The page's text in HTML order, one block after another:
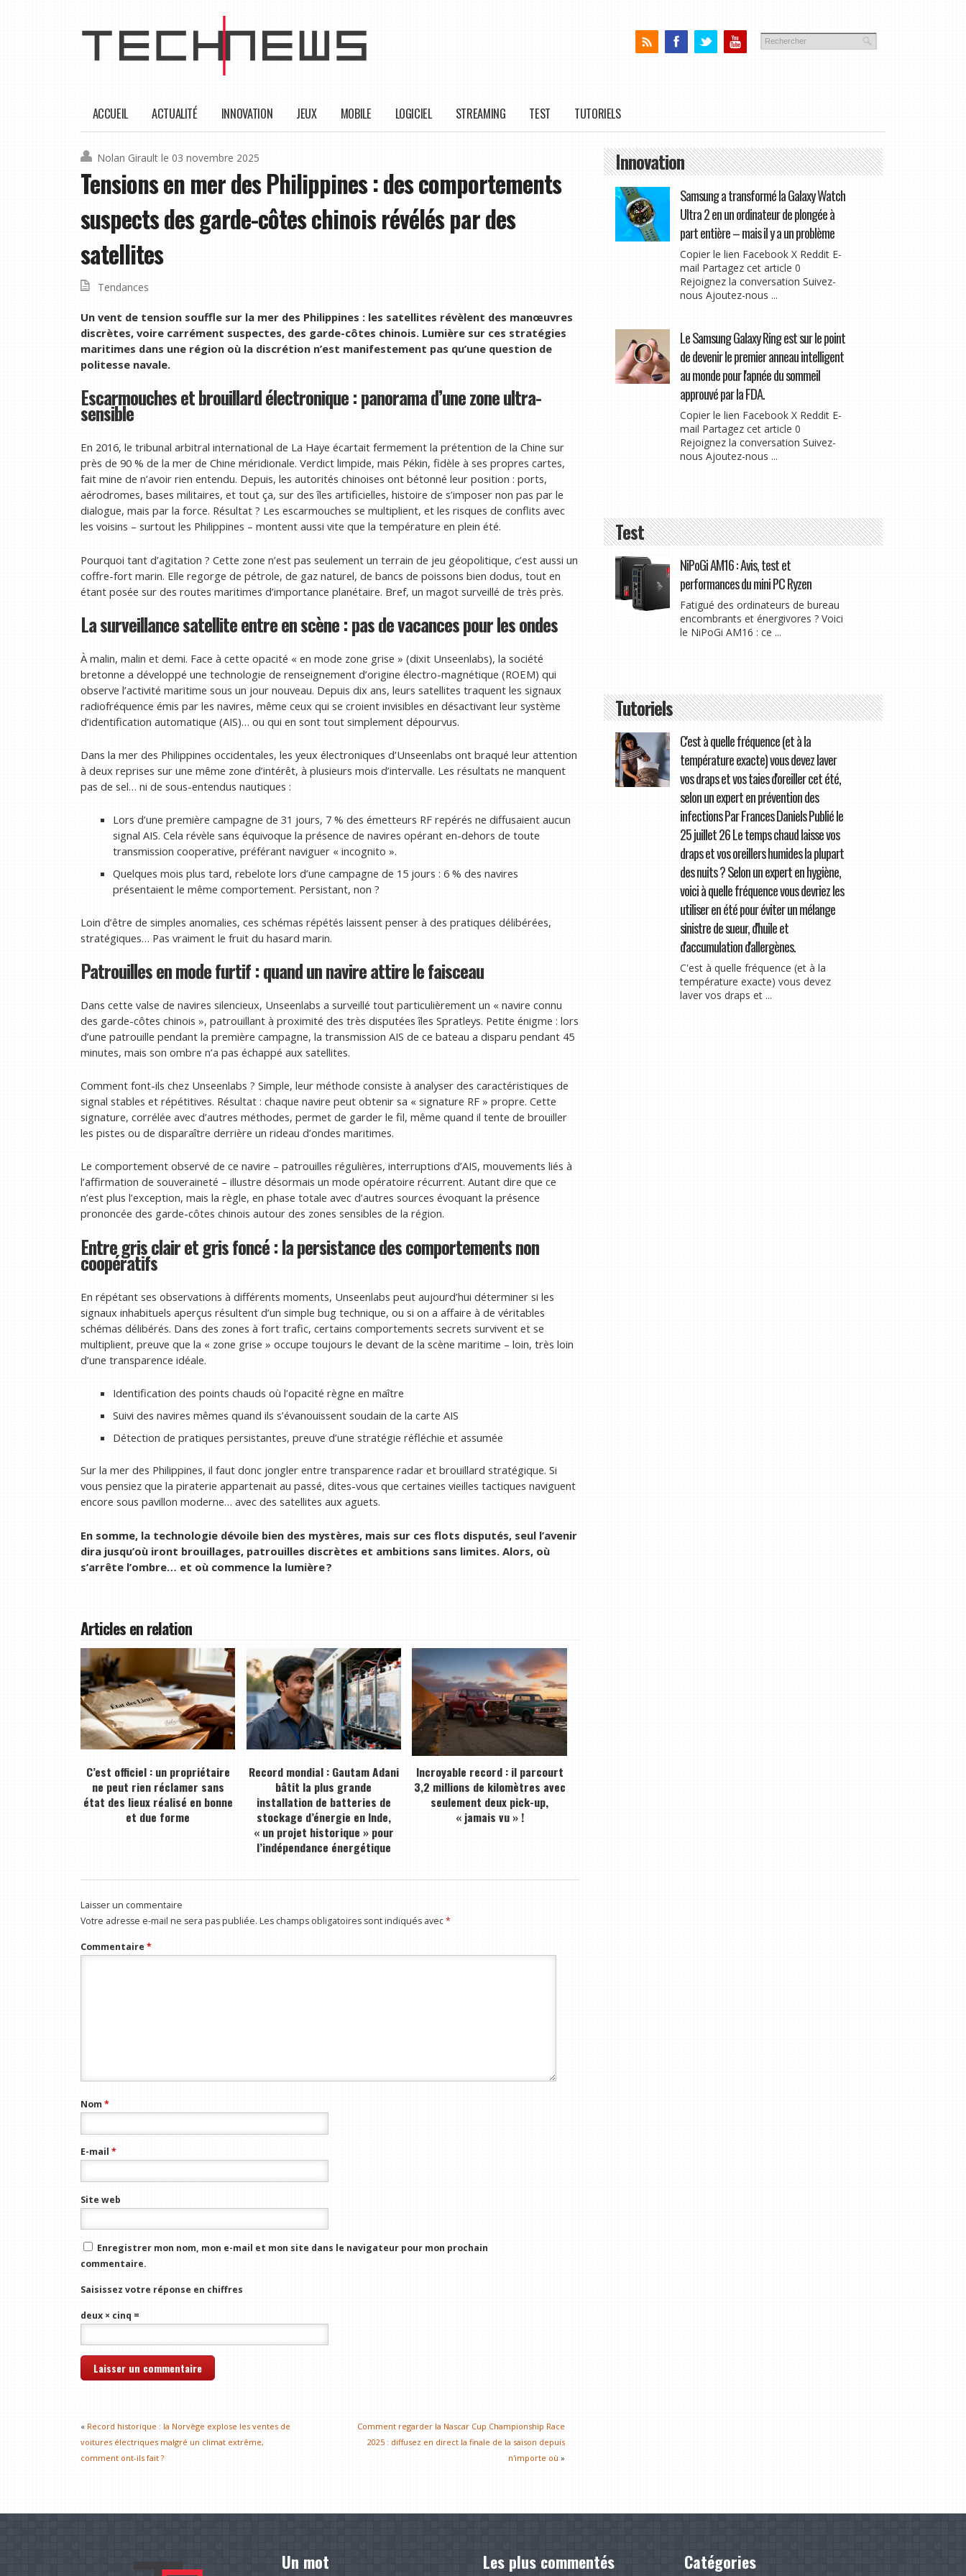
ACCUEIL ACTUALITÉ INNOVATION JEUX MOBILE LOGICIEL STREAMING TEST TUTORIELS
Nolan Girault le 03 novembre 2025
Tensions en mer des Philippines : des comportements
suspects des garde-côtes chinois révélés par des
satellites
Tendances
Un vent de tension souffle sur la mer des Philippines : les satellites révèlent des manœuvres
discrètes, voire carrément suspectes, des garde-côtes chinois. Lumière sur ces stratégies
maritimes dans une région où la discrétion n’est manifestement pas qu’une question de
politesse navale.
Escarmouches et brouillard électronique : panorama d’une zone ultra-
sensible
En 2016, le tribunal arbitral international de La Haye écartait fermement la prétention de la Chine sur
près de 90 % de la mer de Chine méridionale. Verdict limpide, mais Pékin, fidèle à ses propres cartes,
fait mine de n’avoir rien entendu. Depuis, les autorités chinoises ont bétonné leur position : ports,
aérodromes, bases militaires, et tout ça, sur des îles artificielles, histoire de s’imposer non pas par le
dialogue, mais par la force. Résultat ? Les escarmouches se multiplient, et les risques de conflits avec
les voisins – surtout les Philippines – montent aussi vite que la température en plein été.
Pourquoi tant d’agitation ? Cette zone n’est pas seulement un terrain de jeu géopolitique, c’est aussi un
coffre-fort marin. Elle regorge de pétrole, de gaz naturel, de bancs de poissons bien dodus, tout en
étant posée sur des routes maritimes d’importance planétaire. Bref, un magot surveillé de très près.
La surveillance satellite entre en scène : pas de vacances pour les ondes
À malin, malin et demi. Face à cette opacité « en mode zone grise » (dixit Unseenlabs), la société
bretonne a développé une technologie de renseignement d’origine électro-magnétique (ROEM) qui
observe l’activité maritime sous un jour nouveau. Depuis dix ans, leurs satellites traquent les signaux
radiofréquence émis par les navires, même ceux qui se croient invisibles en désactivant leur système
d’identification automatique (AIS)… ou qui en sont tout simplement dépourvus.
Dans la mer des Philippines occidentales, les yeux électroniques d’Unseenlabs ont braqué leur attention
à deux reprises sur une même zone d’intérêt, à plusieurs mois d’intervalle. Les résultats ne manquent
pas de sel… ni de sous-entendus nautiques :
Lors d’une première campagne de 31 jours, 7 % des émetteurs RF repérés ne diffusaient aucun
signal AIS. Cela révèle sans équivoque la présence de navires opérant en-dehors de toute
transmission cooperative, préférant naviguer « incognito ».
Quelques mois plus tard, rebelote lors d’une campagne de 15 jours : 6 % des navires
présentaient le même comportement. Persistant, non ?
Loin d’être de simples anomalies, ces schémas répétés laissent penser à des pratiques délibérées,
stratégiques… Pas vraiment le fruit du hasard marin.
Patrouilles en mode furtif : quand un navire attire le faisceau
Dans cette valse de navires silencieux, Unseenlabs a surveillé tout particulièrement un « navire connu
des garde-côtes chinois », patrouillant à proximité des très disputées îles Spratleys. Petite énigme : lors
d’une patrouille pendant la première campagne, la transmission AIS de ce bateau a disparu pendant 45
minutes, mais son ombre n’a pas échappé aux satellites.
Comment font-ils chez Unseenlabs ? Simple, leur méthode consiste à analyser des caractéristiques de
signal stables et répétitives. Résultat : chaque navire peut obtenir sa « signature RF » propre. Cette
signature, corrélée avec d’autres méthodes, permet de garder le fil, même quand il tente de brouiller
les pistes ou de disparaître derrière un rideau d’ondes maritimes.
Le comportement observé de ce navire – patrouilles régulières, interruptions d’AIS, mouvements liés à
l’affirmation de souveraineté – illustre désormais un mode opératoire récurrent. Autant dire que ce
n’est plus l’exception, mais la règle, en phase totale avec d’autres sources évoquant la présence
prononcée des garde-côtes chinois autour des zones sensibles de la région.
Entre gris clair et gris foncé : la persistance des comportements non
coopératifs
En répétant ses observations à différents moments, Unseenlabs peut aujourd’hui déterminer si les
signaux inhabituels aperçus résultent d’un simple bug technique, ou si on a affaire à de véritables
schémas délibérés. Dans des zones à fort trafic, certains comportements secrets survivent et se
multiplient, preuve que la « zone grise » occupe toujours le devant de la scène maritime – loin, très loin
d’une transparence idéale.
Identification des points chauds où l’opacité règne en maître
Suivi des navires mêmes quand ils s’évanouissent soudain de la carte AIS
Détection de pratiques persistantes, preuve d’une stratégie réfléchie et assumée
Sur la mer des Philippines, il faut donc jongler entre transparence radar et brouillard stratégique. Si
vous pensiez que la piraterie appartenait au passé, dites-vous que certaines vieilles tactiques naviguent
encore sous pavillon moderne… avec des satellites aux aguets.
En somme, la technologie dévoile bien des mystères, mais sur ces flots disputés, seul l’avenir
dira jusqu’où iront brouillages, patrouilles discrètes et ambitions sans limites. Alors, où
s’arrête l’ombre… et où commence la lumière ?
Articles en relation
C’est officiel : un propriétaire
ne peut rien réclamer sans
état des lieux réalisé en bonne
et due forme
Record mondial : Gautam Adani
bâtit la plus grande
installation de batteries de
stockage d’énergie en Inde,
« un projet historique » pour
l’indépendance énergétique
Incroyable record : il parcourt
3,2 millions de kilomètres avec
seulement deux pick-up,
« jamais vu » !
Laisser un commentaire
Votre adresse e-mail ne sera pas publiée. Les champs obligatoires sont indiqués avec*
Commentaire *
Nom*
E-mail *
Site web
Enregistrer mon nom, mon e-mail et mon site dans le navigateur pour mon prochain
commentaire.
Saisissez votre réponse en chiffres
deux × cinq =
« Record historique : la Norvège explose les ventes de
voitures électriques malgré un climat extrême,
comment ont-ils fait ?
Comment regarder la Nascar Cup Championship Race
2025 : diffusez en direct la finale de la saison depuis
n'importe où »
Innovation
Samsung a transformé la Galaxy Watch
Ultra 2 en un ordinateur de plongée à
part entière – mais il y a un problème
Copier le lien Facebook X Reddit E-
mail Partagez cet article 0
Rejoignez la conversation Suivez-
nous Ajoutez-nous ...
Le Samsung Galaxy Ring est sur le point
de devenir le premier anneau intelligent
au monde pour l'apnée du sommeil
approuvé par la FDA.
Copier le lien Facebook X Reddit E-
mail Partagez cet article 0
Rejoignez la conversation Suivez-
nous Ajoutez-nous ...
Test
NiPoGi AM16 : Avis, test et
performances du mini PC Ryzen
Fatigué des ordinateurs de bureau
encombrants et énergivores ? Voici
le NiPoGi AM16 : ce ...
Tutoriels
C'est à quelle fréquence (et à la
température exacte) vous devez laver
vos draps et vos taies d'oreiller cet été,
selon un expert en prévention des
infections Par Frances Daniels Publié le
25 juillet 26 Le temps chaud laisse vos
draps et vos oreillers humides la plupart
des nuits ? Selon un expert en hygiène,
voici à quelle fréquence vous devriez les
utiliser en été pour éviter un mélange
sinistre de sueur, d'huile et
d'accumulation d'allergènes.
C'est à quelle fréquence (et à la
température exacte) vous devez
laver vos draps et ...
Un mot Les plus commentés Catégories